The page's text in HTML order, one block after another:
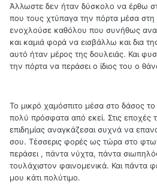
Άλλωστε δεν ήταν δύσκολο να έρθω
που τους χτύπαγα την πόρτα μέσα
ενοχλούσε καθόλου που συνήθως
και καμιά φορά να εισβάλλω και δια
αυτό ήταν μέρος της δουλειάς. Και
την πόρτα να περάσει ο ίδιος του ο
Το μικρό χαμόσπιτο μέσα στο δάσος
πολύ πρόσφατα από εκεί. Στις εποχές
επιδημίας αναγκάζεσαι συχνά να
σου. Τέσσερις φορές ως τώρα στο
περάσει , πάντα νύχτα, πάντα
τουλάχιστον φαινομενικά. Και πάντα
μου κάτι πολύτιμο.